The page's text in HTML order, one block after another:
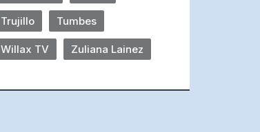
Trujillo Tumbes
Willax TV Zuliana Lainez